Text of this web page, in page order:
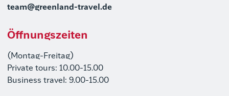
team@greenland-travel.de
Öffnungszeiten
(Montag-Freitag)
Private tours: 10.00-15.00
Business travel: 9.00-15.00